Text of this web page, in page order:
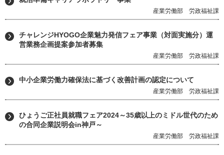
産業労働部 労政福祉課
チャレンジHYOGO企業魅力発信フェア事業（対面実施分）運
営業務企画提案参加者募集
産業労働部 労政福祉課
中小企業労働力確保法に基づく改善計画の認定について
産業労働部 労政福祉課
ひょうご正社員就職フェア2024～35歳以上のミドル世代のため
の合同企業説明会in神戸～
産業労働部 労政福祉課